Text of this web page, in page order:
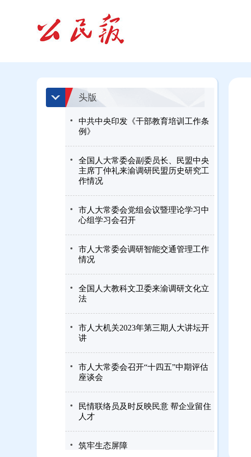
头版
中共中央印发《干部教育培训工作条
例》
全国人大常委会副委员长、民盟中央
主席丁仲礼来渝调研民盟历史研究工
作情况
市人大常委会党组会议暨理论学习中
心组学习会召开
市人大常委会调研智能交通管理工作
情况
全国人大教科文卫委来渝调研文化立
法
市人大机关2023年第三期人大讲坛开
讲
市人大常委会召开“十四五”中期评估
座谈会
民情联络员及时反映民意 帮企业留住
人才
筑牢生态屏障